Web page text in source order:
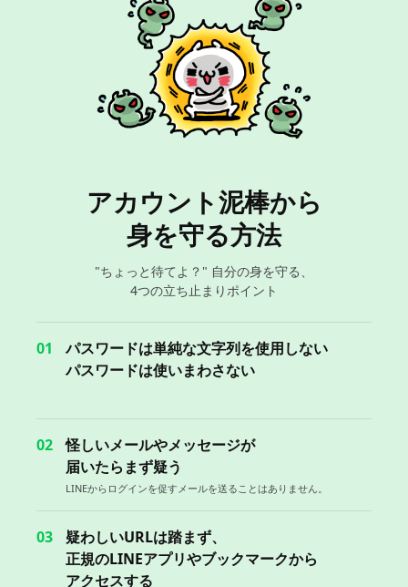
アカウント泥棒から
身を守る方法
"ちょっと待てよ？" 自分の身を守る、
4つの立ち止まりポイント
01
パスワードは単純な文字列を使用しない
パスワードは使いまわさない
02
怪しいメールやメッセージが
届いたらまず疑う
LINEからログインを促すメールを送ることはありません。
03
疑わしいURLは踏まず、
正規のLINEアプリやブックマークから
アクセスする